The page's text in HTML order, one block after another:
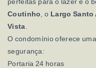
Coutinho , o Largo Santo
Vista
O condomínio oferece
segurança:
Portaria 24 horas